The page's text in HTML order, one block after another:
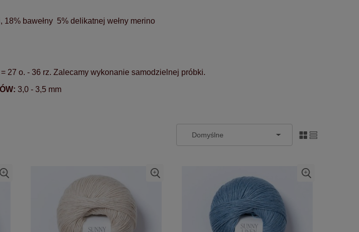
18% bawełny 5% delikatnej wełny merino
27 o. - 36 rz. Zalecamy wykonanie samodzielnej próbki.
3,0 - 3,5 mm